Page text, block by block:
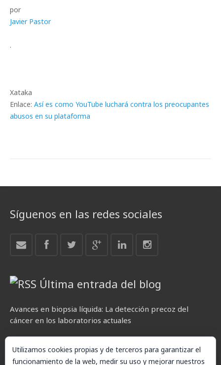
por
Javier Pastor
.
Xataka
Enlace: Así es como YouTube luchará contra los preocupantes
abusos en su plataforma
Síguenos en las redes sociales
Última entrada del blog
Avances en biopsia líquida: La detección precoz del
cáncer en los laboratorios actuales
Utilizamos cookies propias y de terceros para garantizar el
funcionamiento de la web, medir su uso y mejorar nuestros